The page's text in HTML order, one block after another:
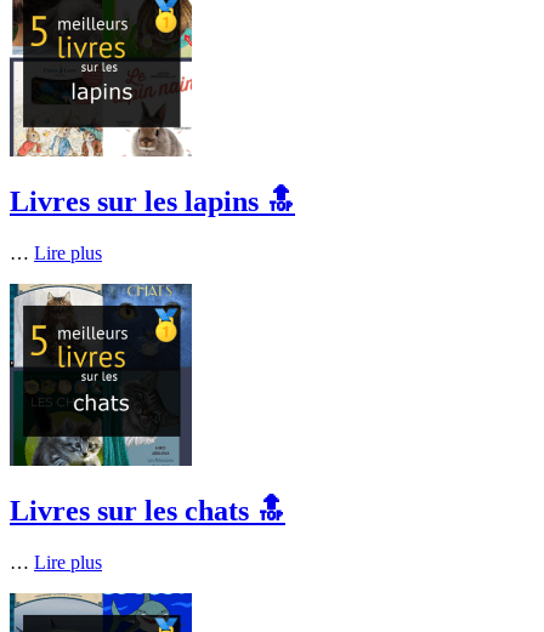
Livres sur les lapins 🔝
… Lire plus
Livres sur les chats 🔝
… Lire plus